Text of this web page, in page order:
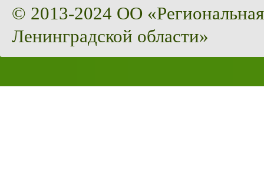
© 2013-2024 ОО
Ленинградской области»